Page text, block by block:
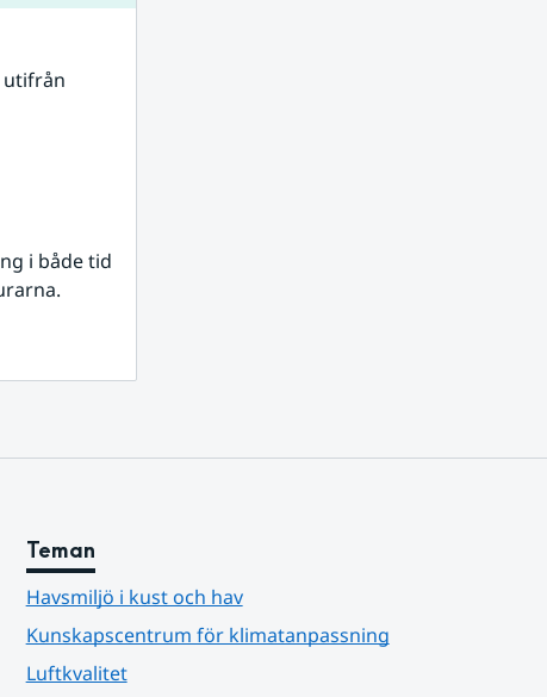
utifrån
i både tid
Teman
Havsmiljö i kust och hav
Kunskapscentrum för klimatanpassning
Luftkvalitet